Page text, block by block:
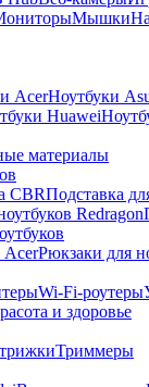
Мышки
AcerНоутбуки
Huawei
материалы
CBRПодставка
Redragon
AcerРюкзаки для
Wi-Fi-роутеры
и здоровье
Триммеры